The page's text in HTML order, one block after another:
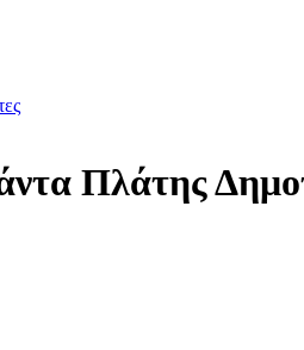
Πλάτης